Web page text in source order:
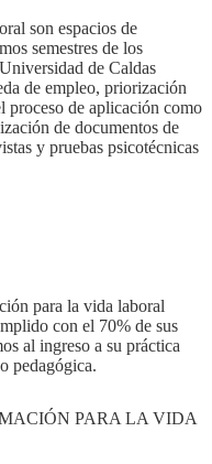
son espacios de
semestres de los
de Caldas
de empleo, priorización
proceso de aplicación como
de documentos de
y pruebas psicotécnicas
para la vida laboral
con el 70% de sus
al ingreso a su práctica
pedagógica.
PARA LA VIDA